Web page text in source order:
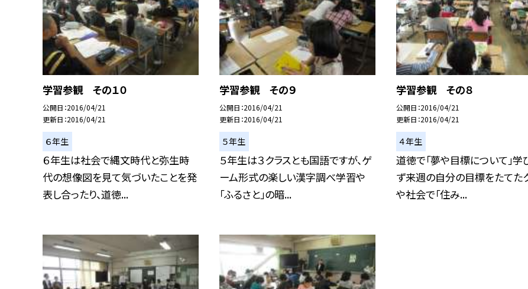
学習参観 その１０
公開日 2016/04/21
更新日 2016/04/21
６年生
６年生は社会で縄文時代と弥生時
代の想像図を見て気づいたことを発
表し合ったり、道徳...
学習参観 その９
公開日 2016/04/21
更新日 2016/04/21
５年生
５年生は３クラスとも国語ですが、ゲ
ーム形式の楽しい漢字調べ学習や
「ふるさと」の暗...
学習参観 その８
公開日 2016/04/21
更新日 2016/04/21
４年生
道徳で「夢や目標について」学
ず来週の自分の目標をたてた
や社会で「住み...